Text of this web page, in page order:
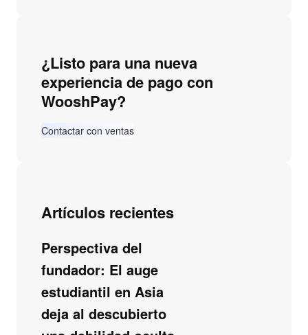
¿Listo para una nueva
experiencia de pago con
WooshPay?
Contactar con ventas
Artículos recientes
Perspectiva del
fundador: El auge
estudiantil en Asia
deja al descubierto